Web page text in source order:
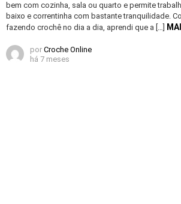
bem com cozinha, sala ou quarto e permite
baixo e correntinha com bastante tranquilidade.
fazendo crochê no dia a dia, aprendi que a […]
por Croche Online
há 7 meses